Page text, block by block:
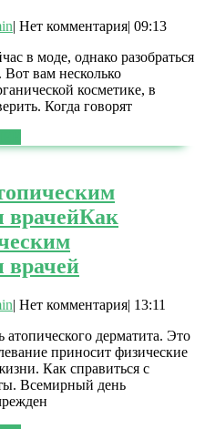
| Нет комментария| 09:13
в моде, однако разобраться
Вот вам несколько
косметике, в
Когда говорят
врачейКак
врачей
| Нет комментария| 13:11
дерматита. Это
приносит физические
Как справиться с
Всемирный день